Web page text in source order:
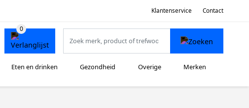
Klantenservice Contact
Eten en drinken Gezondheid Overige Merken